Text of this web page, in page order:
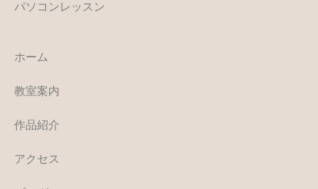
パソコンレッスン
ホーム
教室案内
作品紹介
アクセス